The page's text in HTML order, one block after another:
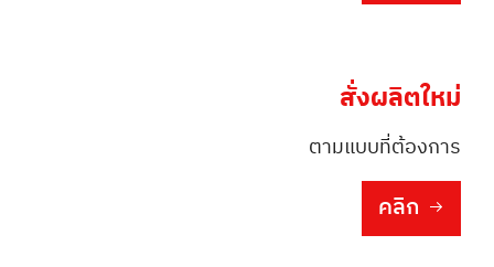
สั่งผลิตใหม่
ตามแบบที่ต้องการ
คลิก